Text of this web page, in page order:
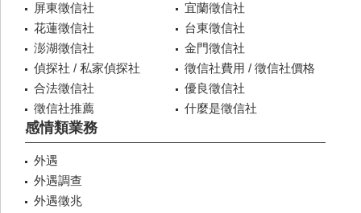
屏東徵信社
宜蘭徵信社
花蓮徵信社
台東徵信社
澎湖徵信社
金門徵信社
偵探社 / 私家偵探社
徵信社費用 / 徵信社價格
合法徵信社
優良徵信社
徵信社推薦
什麼是徵信社
感情類業務
外遇
外遇調查
外遇徵兆